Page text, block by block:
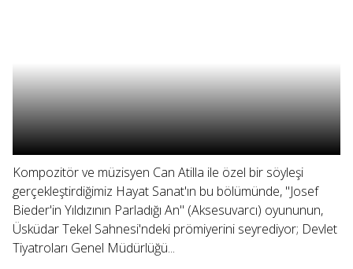
Kompozitör ve müzisyen Can Atilla ile özel bir söyleşi
gerçekleştirdiğimiz Hayat Sanat'ın bu bölümünde, "Josef
Bieder'in Yıldızının Parladığı An" (Aksesuvarcı) oyununun,
Üsküdar Tekel Sahnesi'ndeki prömiyerini seyrediyor; Devlet
Tiyatroları Genel Müdürlüğü...